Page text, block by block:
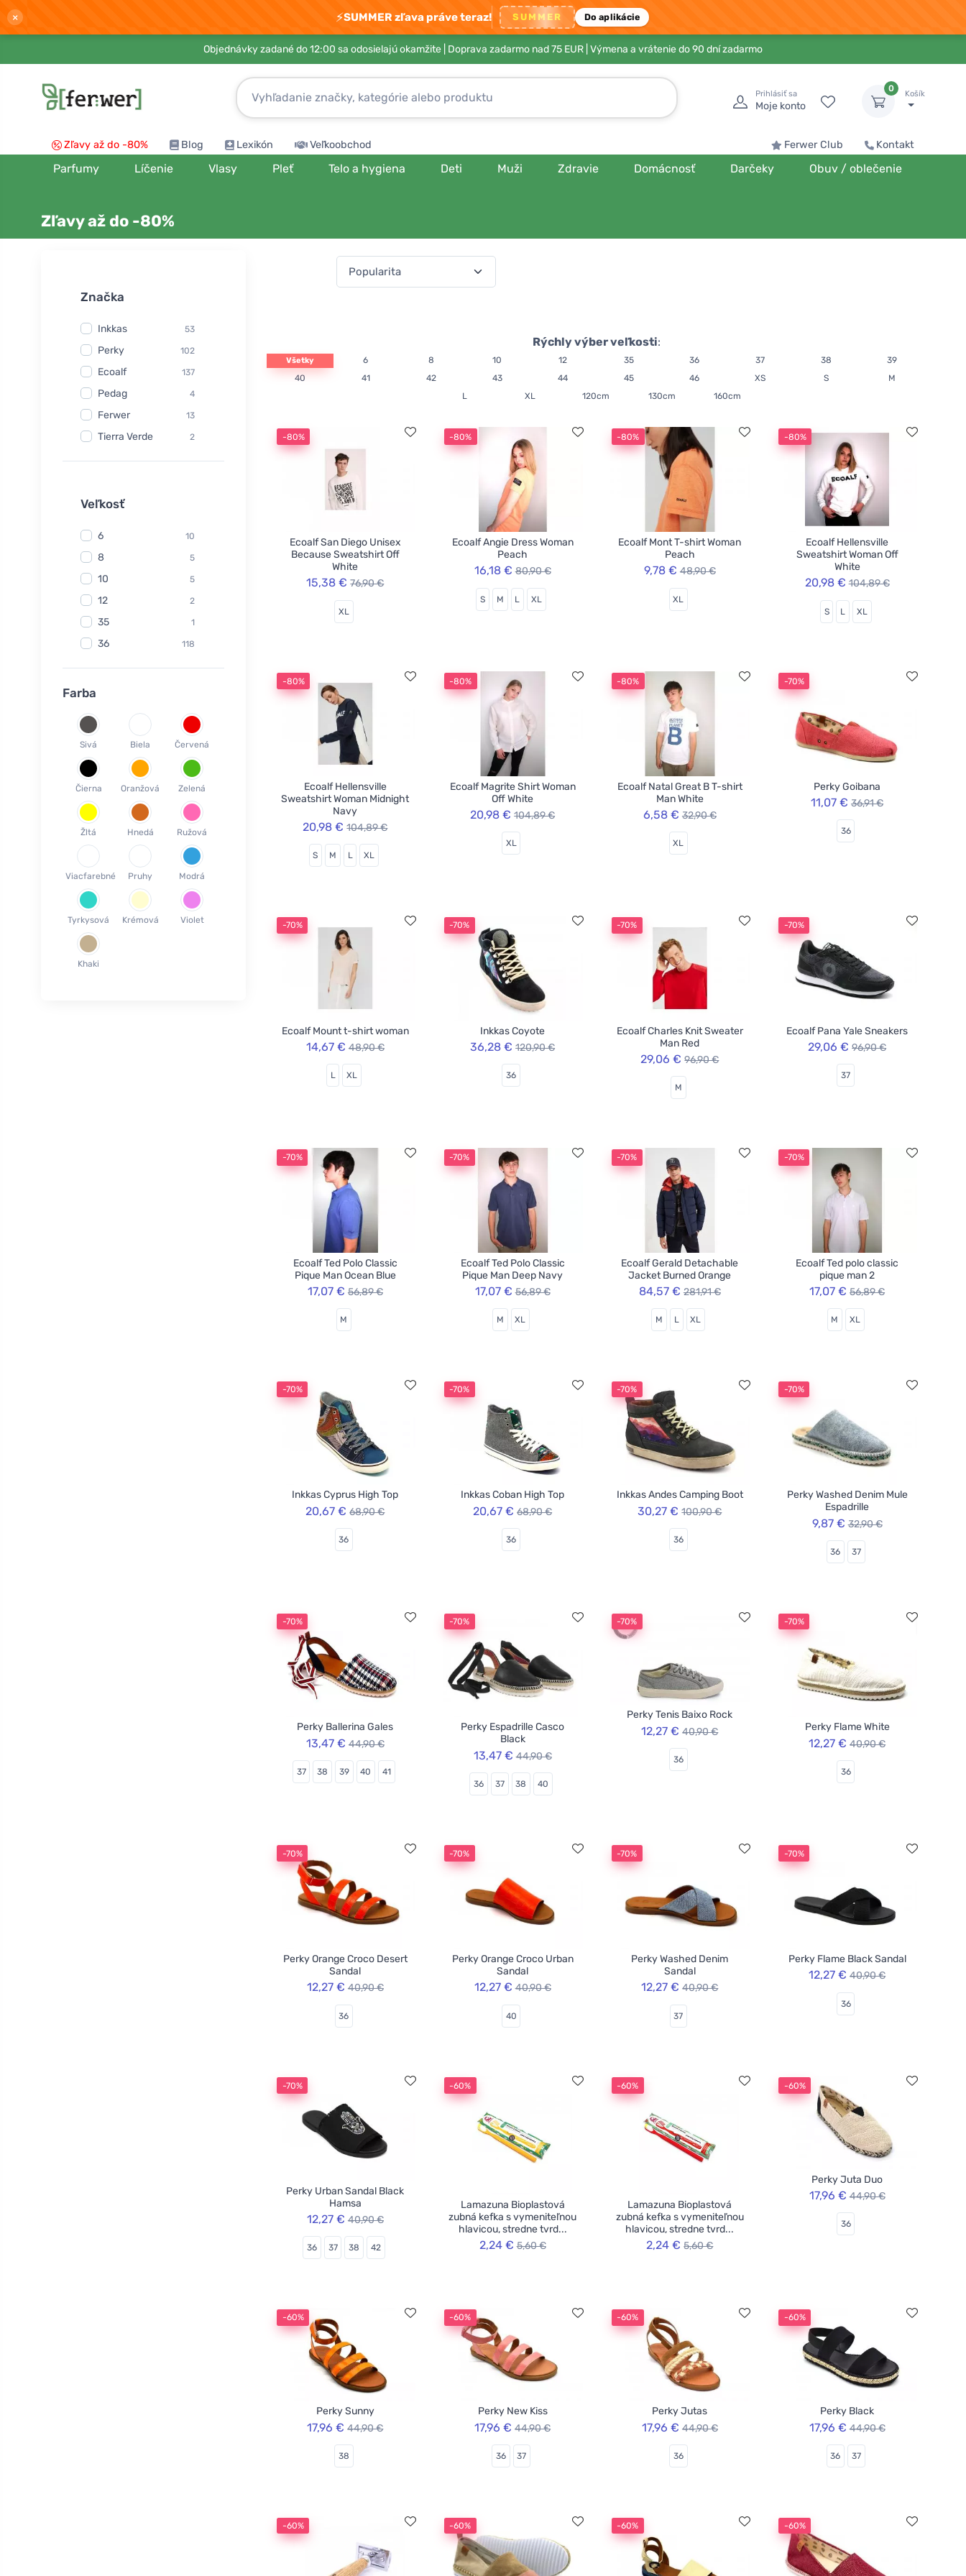
× ⚡SUMMER zľava práve teraz! SUMMER Do aplikácie
Objednávky zadané do 12:00 sa odosielajú okamžite | Doprava zadarmo nad 75 EUR | Výmena a vrátenie do 90 dní zadarmo
Prihlásiť sa
Moje konto
0
Košík
Zľavy až do -80% Blog Lexikón Veľkoobchod Ferwer Club Kontakt
Parfumy Líčenie Vlasy Pleť Telo a hygiena Deti Muži Zdravie Domácnosť Darčeky Obuv / oblečenie
Zľavy až do -80%
Značka
Inkkas 53
Perky 102
Ecoalf 137
Pedag 4
Ferwer 13
Tierra Verde 2
Watersavers
Yuuki
Officina Naturae 6
OnlyBio 1
Endles by Econea 3
Pinke Welle 3
1
Jack n Jill 35
5
1
Circular Cup 1
Neobotanics 17
Veľkosť
6 10
8 5
10 5
12 2
35 1
36 118
37
40 58
42 35
43 26
44
18
46
XS 3
S
M 40
L
XL
Farba
Sivá Biela Červená
Čierna Oranžová Zelená
Žltá Hnedá Ružová
Viacfarebné Pruhy Modrá
Tyrkysová Krémová Violet
Khaki
Rýchly výber veľkosti:
Všetky 6 8 10 12 35 36 37 38
39
40
41 42 43 44 45 46 XS S
M
L
XL 120cm 130cm 160cm
-80%
Ecoalf San Diego Unisex
Because Sweatshirt Off
White
15,38 € 76,90 €
XL
-80%
Ecoalf Angie Dress Woman
Peach
16,18 € 80,90 €
S M L XL
-80%
Ecoalf Mont T-shirt Woman
Peach
9,78 € 48,90 €
XL
-80%
Ecoalf Hellensville
Sweatshirt Woman Off
White
20,98 € 104,89 €
S L XL
-80%
Ecoalf Hellensville
Sweatshirt Woman Midnight
Navy
20,98 € 104,89 €
S M L XL
-80%
Ecoalf Magrite Shirt Woman
Off White
20,98 € 104,89 €
XL
-80%
Ecoalf Natal Great B T-shirt
Man White
6,58 € 32,90 €
XL
-70%
Perky Goibana
11,07 € 36,91 €
36
-70%
Ecoalf Mount t-shirt woman
14,67 € 48,90 €
L XL
-70%
Inkkas Coyote
36,28 € 120,90 €
36
-70%
Ecoalf Charles Knit Sweater
Man Red
29,06 € 96,90 €
M
-70%
Ecoalf Pana Yale Sneakers
29,06 € 96,90 €
37
-70%
Ecoalf Ted Polo Classic
Pique Man Ocean Blue
17,07 € 56,89 €
M
-70%
Ecoalf Ted Polo Classic
Pique Man Deep Navy
17,07 € 56,89 €
M XL
-70%
Ecoalf Gerald Detachable
Jacket Burned Orange
84,57 € 281,91 €
M L XL
-70%
Ecoalf Ted polo classic
pique man 2
17,07 € 56,89 €
M XL
-70%
Inkkas Cyprus High Top
20,67 € 68,90 €
36
-70%
Inkkas Coban High Top
20,67 € 68,90 €
36
-70%
Inkkas Andes Camping Boot
30,27 € 100,90 €
36
-70%
Perky Washed Denim Mule
Espadrille
9,87 € 32,90 €
36 37
-70%
Perky Ballerina Gales
13,47 € 44,90 €
37 38 39 40 41
-70%
Perky Espadrille Casco
Black
13,47 € 44,90 €
36 37 38 40
-70%
Perky Tenis Baixo Rock
12,27 € 40,90 €
36
-70%
Perky Flame White
12,27 € 40,90 €
36
-70%
Perky Orange Croco Desert
Sandal
12,27 € 40,90 €
36
-70%
Perky Orange Croco Urban
Sandal
12,27 € 40,90 €
40
-70%
Perky Washed Denim
Sandal
12,27 € 40,90 €
37
-70%
Perky Flame Black Sandal
12,27 € 40,90 €
36
-70%
Perky Urban Sandal Black
Hamsa
12,27 € 40,90 €
36 37 38 42
-60%
Lamazuna Bioplastová
zubná kefka s vymeniteľnou
hlavicou, stredne tvrd...
2,24 € 5,60 €
-60%
Lamazuna Bioplastová
zubná kefka s vymeniteľnou
hlavicou, stredne tvrd...
2,24 € 5,60 €
-60%
Perky Juta Duo
17,96 € 44,90 €
36
-60%
Perky Sunny
17,96 € 44,90 €
38
-60%
Perky New Kiss
17,96 € 44,90 €
36 37
-60%
Perky Jutas
17,96 € 44,90 €
36
-60%
Perky Black
17,96 € 44,90 €
36 37
-60% -60% -60% -60%